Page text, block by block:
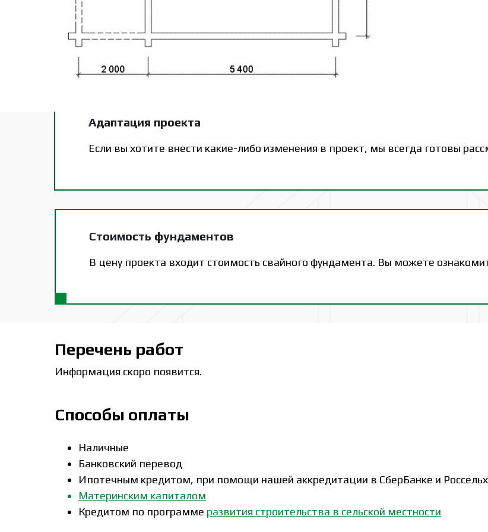
Информация скоро появится.
Если вы хотите внести какие-либо изменения в проект, мы всегда готовы
Адаптация проекта
В цену проекта входит стоимость свайного фундамента. Вы можете
Стоимость фундаментов
Перечень работ
Информация скоро появится.
Способы оплаты
Наличные
Банковский перевод
Ипотечным кредитом, при помощи нашей аккредитации в СберБанке и
Материнским капиталом
Кредитом по программе развития строительства в сельской местности